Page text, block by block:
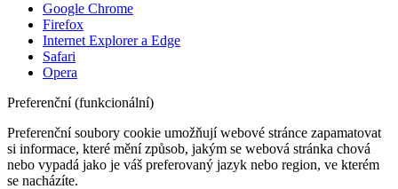
Google Chrome
Firefox
Internet Explorer a Edge
Safari
Opera
Preferenční (funkcionální)
Preferenční soubory cookie umožňují webové stránce zapamatovat
si informace, které mění způsob, jakým se webová stránka chová
nebo vypadá jako je váš preferovaný jazyk nebo region, ve kterém
se nacházíte.